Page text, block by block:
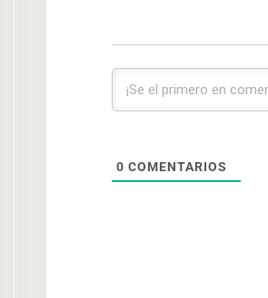
0 COMENTARIOS